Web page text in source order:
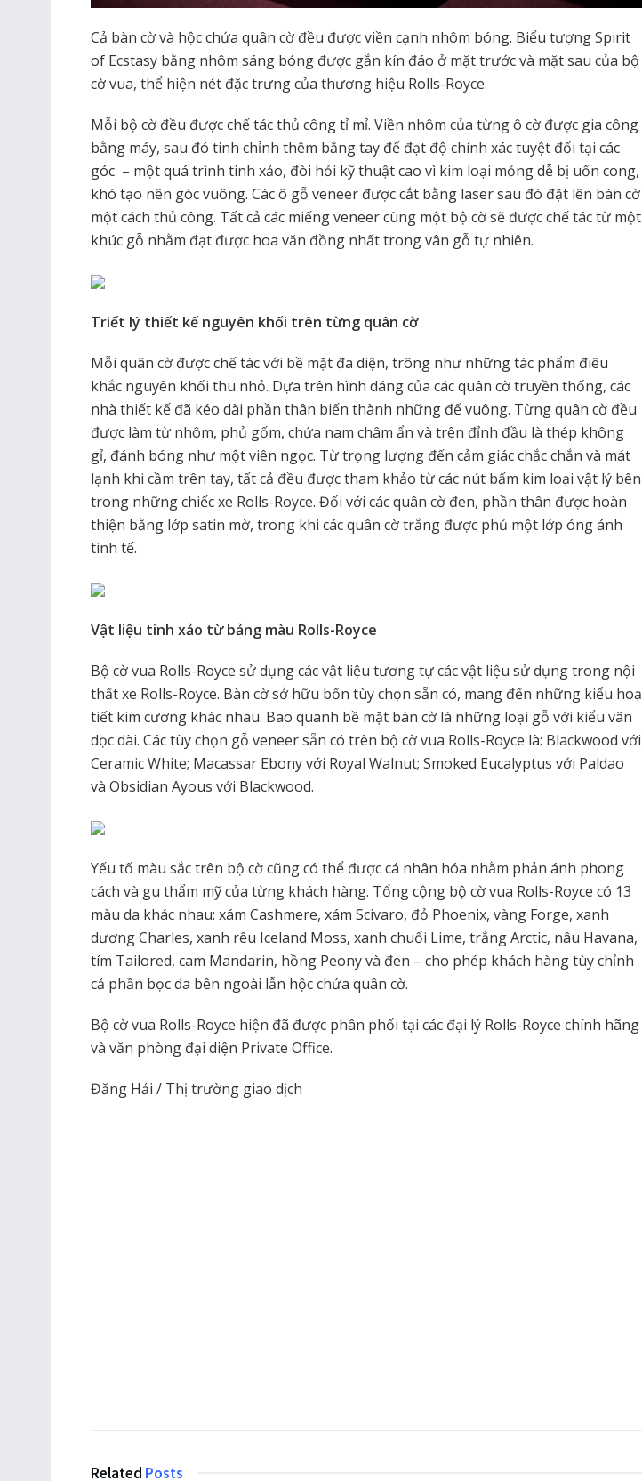
Cả bàn cờ và hộc chứa quân cờ đều được viền cạnh nhôm bóng. Biểu tượng Spirit
of Ecstasy bằng nhôm sáng bóng được gắn kín đáo ở mặt trước và mặt sau của bộ
cờ vua, thể hiện nét đặc trưng của thương hiệu Rolls-Royce.
Mỗi bộ cờ đều được chế tác thủ công tỉ mỉ. Viền nhôm của từng ô cờ được gia công
bằng máy, sau đó tinh chỉnh thêm bằng tay để đạt độ chính xác tuyệt đối tại các
góc – một quá trình tinh xảo, đòi hỏi kỹ thuật cao vì kim loại mỏng dễ bị uốn cong,
khó tạo nên góc vuông. Các ô gỗ veneer được cắt bằng laser sau đó đặt lên bàn cờ
một cách thủ công. Tất cả các miếng veneer cùng một bộ cờ sẽ được chế tác từ một
khúc gỗ nhằm đạt được hoa văn đồng nhất trong vân gỗ tự nhiên.
Triết lý thiết kế nguyên khối trên từng quân cờ
Mỗi quân cờ được chế tác với bề mặt đa diện, trông như những tác phẩm điêu
khắc nguyên khối thu nhỏ. Dựa trên hình dáng của các quân cờ truyền thống, các
nhà thiết kế đã kéo dài phần thân biến thành những đế vuông. Từng quân cờ đều
được làm từ nhôm, phủ gốm, chứa nam châm ẩn và trên đỉnh đầu là thép không
gỉ, đánh bóng như một viên ngọc. Từ trọng lượng đến cảm giác chắc chắn và mát
lạnh khi cầm trên tay, tất cả đều được tham khảo từ các nút bấm kim loại vật lý bên
trong những chiếc xe Rolls-Royce. Đối với các quân cờ đen, phần thân được hoàn
thiện bằng lớp satin mờ, trong khi các quân cờ trắng được phủ một lớp óng ánh
tinh tế.
Vật liệu tinh xảo từ bảng màu Rolls-Royce
Bộ cờ vua Rolls-Royce sử dụng các vật liệu tương tự các vật liệu sử dụng trong nội
thất xe Rolls-Royce. Bàn cờ sở hữu bốn tùy chọn sẵn có, mang đến những kiểu hoạ
tiết kim cương khác nhau. Bao quanh bề mặt bàn cờ là những loại gỗ với kiểu vân
dọc dài. Các tùy chọn gỗ veneer sẵn có trên bộ cờ vua Rolls-Royce là: Blackwood với
Ceramic White; Macassar Ebony với Royal Walnut; Smoked Eucalyptus với Paldao
và Obsidian Ayous với Blackwood.
Yếu tố màu sắc trên bộ cờ cũng có thể được cá nhân hóa nhằm phản ánh phong
cách và gu thẩm mỹ của từng khách hàng. Tổng cộng bộ cờ vua Rolls-Royce có 13
màu da khác nhau: xám Cashmere, xám Scivaro, đỏ Phoenix, vàng Forge, xanh
dương Charles, xanh rêu Iceland Moss, xanh chuối Lime, trắng Arctic, nâu Havana,
tím Tailored, cam Mandarin, hồng Peony và đen – cho phép khách hàng tùy chỉnh
cả phần bọc da bên ngoài lẫn hộc chứa quân cờ.
Bộ cờ vua Rolls-Royce hiện đã được phân phối tại các đại lý Rolls-Royce chính hãng
và văn phòng đại diện Private Office.
Đăng Hải / Thị trường giao dịch
Related Posts